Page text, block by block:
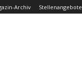
Archiv Stellenangebote